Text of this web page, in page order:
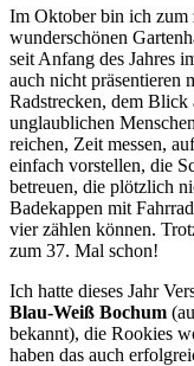
Im Oktober bin ich zum
wunderschönen
seit Anfang des Jahres
auch nicht präsentieren
Radstrecken, dem Blick
unglaublichen
reichen, Zeit messen,
einfach vorstellen, die
betreuen, die plötzlich
Badekappen mit
vier zählen können.
zum 37. Mal schon!
Ich hatte dieses Jahr
Blau-Weiß Bochum
bekannt), die Rookies
haben das auch